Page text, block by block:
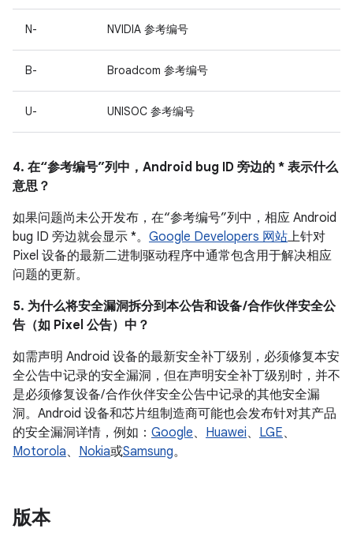
N- NVIDIA 参考编号
B- Broadcom 参考编号
U- UNISOC 参考编号
4. 在“参考编号”列中，Android bug ID 旁边的 * 表示什么
意思？
如果问题尚未公开发布，在“参考编号”列中，相应 Android
bug ID 旁边就会显示 *。 Google Developers 网站上针对
Pixel 设备的最新二进制驱动程序中通常包含用于解决相应
问题的更新。
5. 为什么将安全漏洞拆分到本公告和设备 /合作伙伴安全公
告（如 Pixel 公告）中？
如需声明 Android 设备的最新安全补丁级别，必须修复本安
全公告中记录的安全漏洞，但在声明安全补丁级别时，并不
是必须修复设备/ 合作伙伴安全公告中记录的其他安全漏
洞。Android 设备和芯片组制造商可能也会发布针对其产品
的安全漏洞详情，例如： Google、 Huawei、 LGE、
Motorola、 Nokia或Samsung。
版本